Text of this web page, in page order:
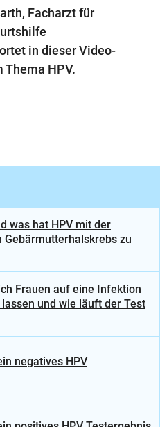
Facharzt für
in dieser Video-
Thema HPV.
was hat HPV mit der
Gebärmutterhalskrebs zu
Frauen auf eine Infektion
und wie läuft der Test
negatives HPV